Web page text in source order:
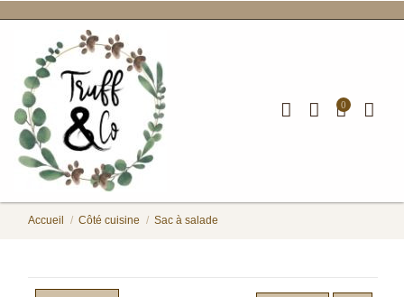
0
Accueil Côté cuisine Sac à salade